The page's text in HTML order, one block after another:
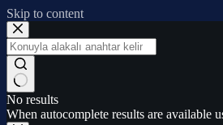
Skip to content
No results
When autocomplete results are available